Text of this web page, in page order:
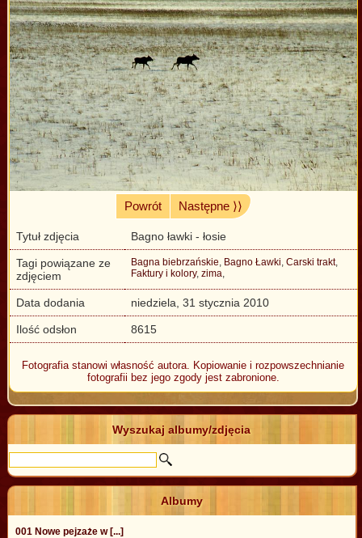
Powrót Następne ⟩⟩
Tytuł zdjęcia Bagno ławki - łosie
Tagi powiązane ze
zdjęciem
Bagna biebrzańskie, Bagno Ławki, Carski trakt,
Faktury i kolory, zima,
Data dodania niedziela, 31 stycznia 2010
Ilość odsłon 8615
Fotografia stanowi własność autora. Kopiowanie i rozpowszechnianie
fotografii bez jego zgody jest zabronione.
Wyszukaj albumy/zdjęcia
Albumy
001 Nowe pejzaże w [...]